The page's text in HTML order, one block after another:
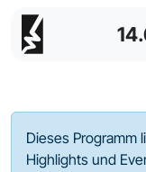
Programm
Dieses Programm
Highlights und